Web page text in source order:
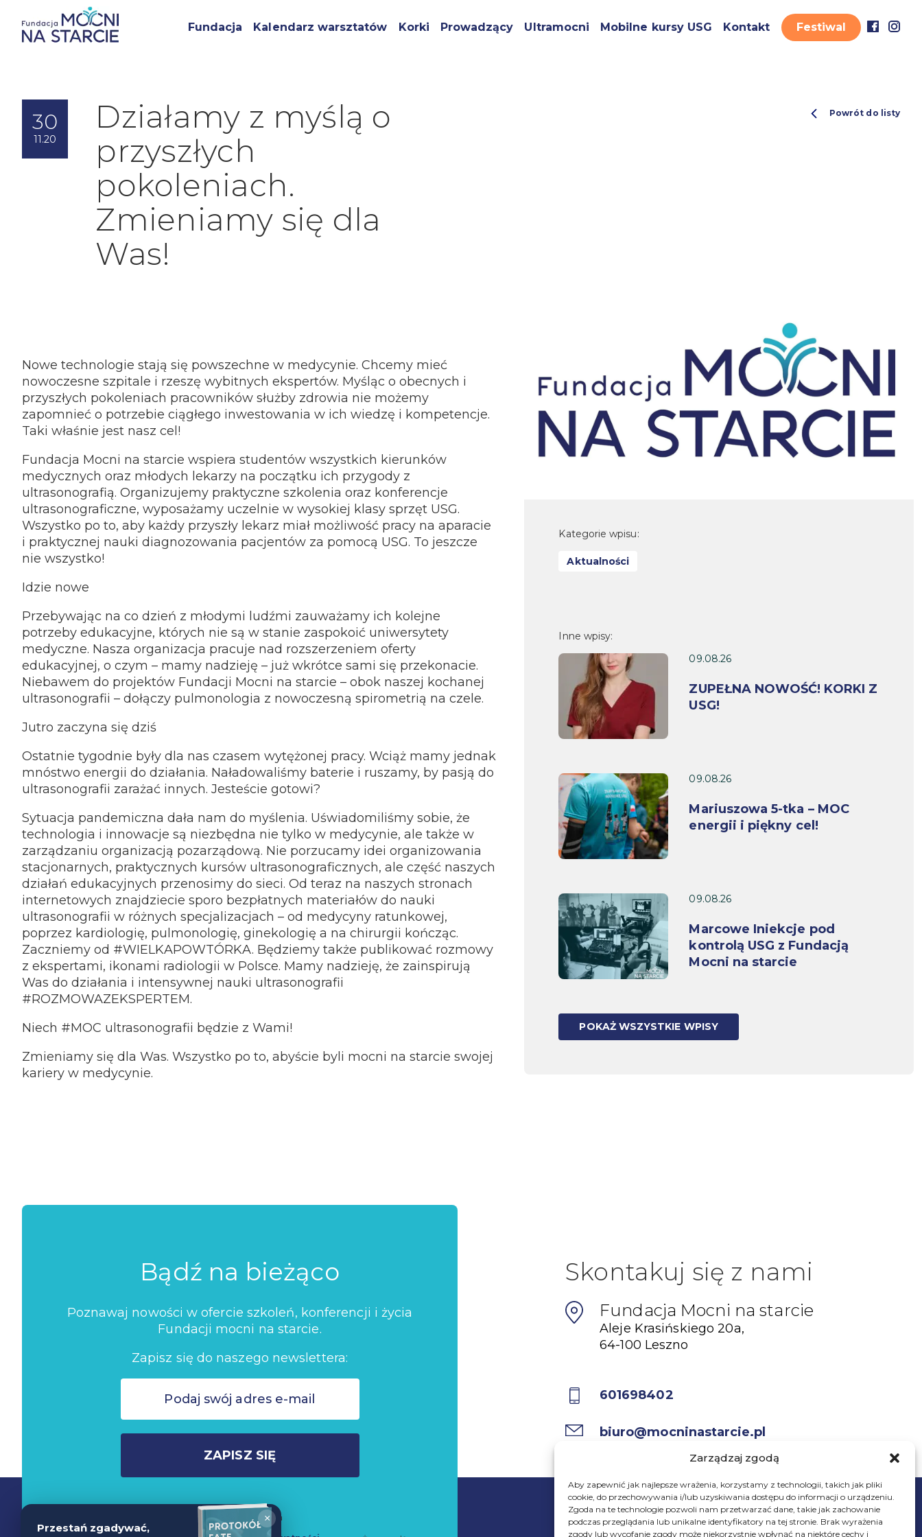
Zarządzaj zgodą
Aby zapewnić jak najlepsze wrażenia, korzystamy z technologii, takich jak pliki
cookie, do przechowywania i/lub uzyskiwania dostępu do informacji o urządzeniu.
Zgoda na te technologie pozwoli nam przetwarzać dane, takie jak zachowanie
podczas przeglądania lub unikalne identyfikatory na tej stronie. Brak wyrażenia
zgody lub wycofanie zgody może niekorzystnie wpłynąć na niektóre cechy i
Fundacja Kalendarz warsztatów Korki Prowadzący Ultramocni Mobilne kursy USG Kontakt Festiwal
30
11.20
Działamy z myślą o
przyszłych
pokoleniach.
Zmieniamy się dla
Was!
Powrót do listy
Nowe technologie stają się powszechne w medycynie. Chcemy mieć
nowoczesne szpitale i rzeszę wybitnych ekspertów. Myśląc o obecnych i
przyszłych pokoleniach pracowników służby zdrowia nie możemy
zapomnieć o potrzebie ciągłego inwestowania w ich wiedzę i kompetencje.
Taki właśnie jest nasz cel!
Fundacja Mocni na starcie wspiera studentów wszystkich kierunków
medycznych oraz młodych lekarzy na początku ich przygody z
ultrasonografią. Organizujemy praktyczne szkolenia oraz konferencje
ultrasonograficzne, wyposażamy uczelnie w wysokiej klasy sprzęt USG.
Wszystko po to, aby każdy przyszły lekarz miał możliwość pracy na aparacie
i praktycznej nauki diagnozowania pacjentów za pomocą USG. To jeszcze
nie wszystko!
Idzie nowe
Przebywając na co dzień z młodymi ludźmi zauważamy ich kolejne
potrzeby edukacyjne, których nie są w stanie zaspokoić uniwersytety
medyczne. Nasza organizacja pracuje nad rozszerzeniem oferty
edukacyjnej, o czym – mamy nadzieję – już wkrótce sami się przekonacie.
Niebawem do projektów Fundacji Mocni na starcie – obok naszej kochanej
ultrasonografii – dołączy pulmonologia z nowoczesną spirometrią na czele.
Jutro zaczyna się dziś
Ostatnie tygodnie były dla nas czasem wytężonej pracy. Wciąż mamy jednak
mnóstwo energii do działania. Naładowaliśmy baterie i ruszamy, by pasją do
ultrasonografii zarażać innych. Jesteście gotowi?
Sytuacja pandemiczna dała nam do myślenia. Uświadomiliśmy sobie, że
technologia i innowacje są niezbędna nie tylko w medycynie, ale także w
zarządzaniu organizacją pozarządową. Nie porzucamy idei organizowania
stacjonarnych, praktycznych kursów ultrasonograficznych, ale część naszych
działań edukacyjnych przenosimy do sieci. Od teraz na naszych stronach
internetowych znajdziecie sporo bezpłatnych materiałów do nauki
ultrasonografii w różnych specjalizacjach – od medycyny ratunkowej,
poprzez kardiologię, pulmonologię, ginekologię a na chirurgii kończąc.
Zaczniemy od #WIELKAPOWTÓRKA. Będziemy także publikować rozmowy
z ekspertami, ikonami radiologii w Polsce. Mamy nadzieję, że zainspirują
Was do działania i intensywnej nauki ultrasonografii
#ROZMOWAZEKSPERTEM.
Niech #MOC ultrasonografii będzie z Wami!
Zmieniamy się dla Was. Wszystko po to, abyście byli mocni na starcie swojej
kariery w medycynie.
Kategorie wpisu:
Aktualności
Inne wpisy:
09.08.26
ZUPEŁNA NOWOŚĆ! KORKI Z
USG!
09.08.26
Mariuszowa 5-tka – MOC
energii i piękny cel!
09.08.26
Marcowe Iniekcje pod
kontrolą USG z Fundacją
Mocni na starcie
POKAŻ WSZYSTKIE WPISY
Bądź na bieżąco
Poznawaj nowości w ofercie szkoleń, konferencji i życia
Fundacji mocni na starcie.
Zapisz się do naszego newslettera:
ZAPISZ SIĘ
Nie wysyłamy spamu
Skontakuj się z nami
Fundacja Mocni na starcie
Aleje Krasińskiego 20a,
64-100 Leszno
601698402
biuro@mocninastarcie.pl
×
Przestań zgadywać,